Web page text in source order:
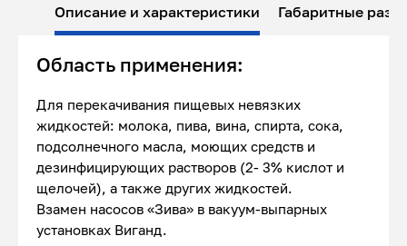
Описание и характеристики Габаритные
Область применения:
Для перекачивания пищевых невязких
жидкостей: молока, пива, вина, спирта, сока,
подсолнечного масла, моющих средств и
дезинфицирующих растворов (2- 3% кислот и
щелочей), а также других жидкостей.
Взамен насосов «Зива» в вакуум-выпарных
установках Виганд.